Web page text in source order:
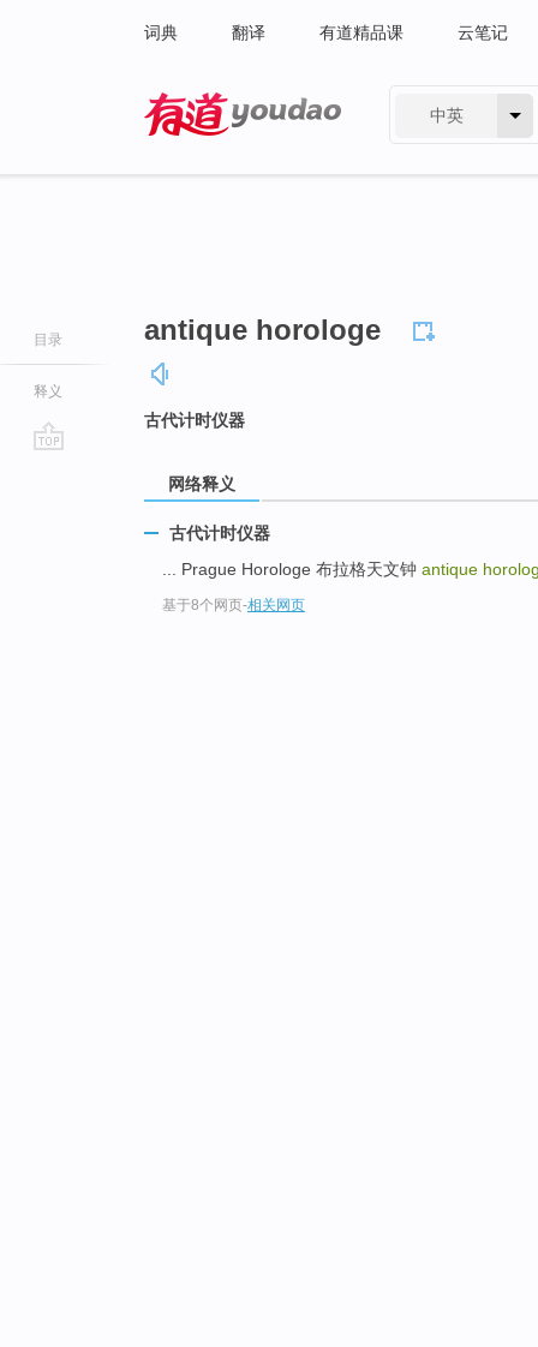
词典 翻译 有道精品课 云笔记
中英
目录
释义
antique horologe
古代计时仪器
网络释义
古代计时仪器
... Prague Horologe 布拉格天文钟 antique
基于8个网页-相关网页